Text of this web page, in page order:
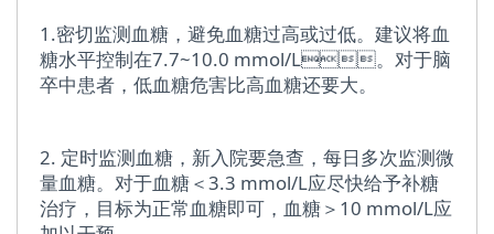
1.密切监测血糖，避免血糖过高或过低。建议将血
糖水平控制在7.7~10.0 mmol/L。对于脑
卒中患者，低血糖危害比高血糖还要大。
2. 定时监测血糖，新入院要急查，每日多次监测微
量血糖。对于血糖＜3.3 mmol/L应尽快给予补糖
治疗，目标为正常血糖即可，血糖＞10 mmol/L应